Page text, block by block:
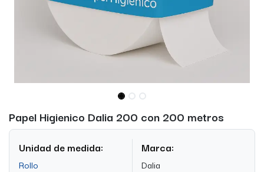
Papel Higienico Dalia 200 con 200 metros
Unidad de medida:
Rollo
Marca:
Dalia